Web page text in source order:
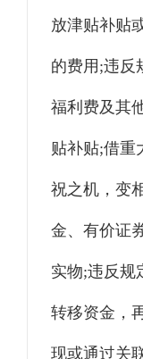
放津贴补贴
的费用;违反
福利费及其
贴补贴;借重
祝之机，变
金、有价证
实物;违反规
转移资金，
现或通过关